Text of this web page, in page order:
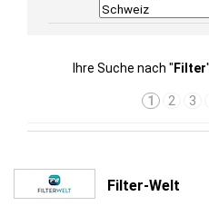
Ihre Suche nach " Filter
1 2 3
Filter-Welt